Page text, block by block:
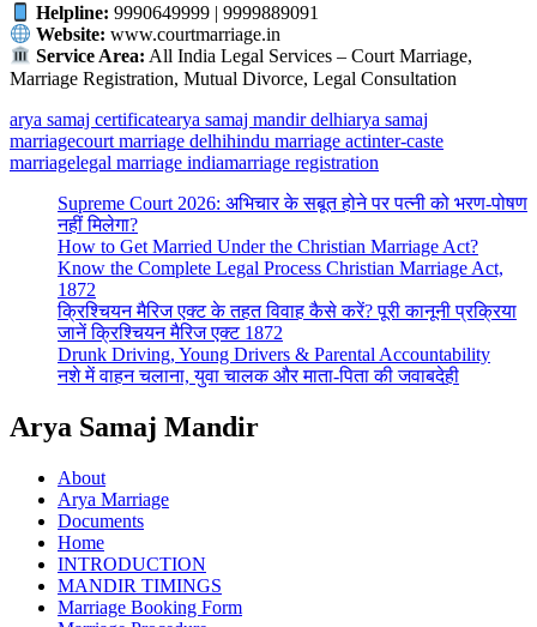
Helpline: 9990649999 | 9999889091
Website: www.courtmarriage.in
Service Area: All India Legal Services – Court Marriage,
Marriage Registration, Mutual Divorce, Legal Consultation
arya samaj certificatearya samaj mandir delhiarya samaj
marriagecourt marriage delhihindu marriage actinter-caste
marriagelegal marriage indiamarriage registration
Supreme Court 2026: अभिचार के सबूत होने पर पत्नी को भरण-पोषण
नहीं मिलेगा?
How to Get Married Under the Christian Marriage Act?
Know the Complete Legal Process Christian Marriage Act,
1872
क्रिश्चियन मैरिज एक्ट के तहत विवाह कैसे करें? पूरी कानूनी प्रक्रिया
जानें क्रिश्चियन मैरिज एक्ट 1872
Drunk Driving, Young Drivers & Parental Accountability
नशे में वाहन चलाना, युवा चालक और माता-पिता की जवाबदेही
Arya Samaj Mandir
About
Arya Marriage
Documents
Home
INTRODUCTION
MANDIR TIMINGS
Marriage Booking Form